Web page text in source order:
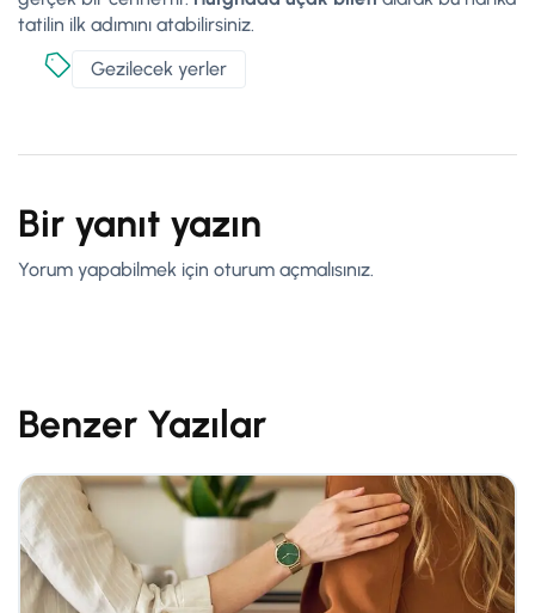
tatilin ilk adımını atabilirsiniz.
Gezilecek yerler
Bir yanıt yazın
Yorum yapabilmek için oturum açmalısınız.
Benzer Yazılar